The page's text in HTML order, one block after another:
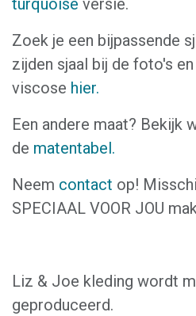
turquoise versie.
Zoek je een bijpassende
zijden sjaal bij de foto's en
viscose hier.
Een andere maat? Bekijk
de matentabel.
Neem contact op!
SPECIAAL VOOR JOU
Liz & Joe kleding wordt
geproduceerd.